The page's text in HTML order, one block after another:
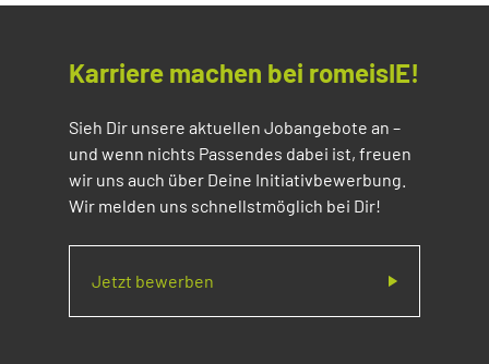
Karriere machen bei romeisIE!
Sieh Dir unsere aktuellen Jobangebote an –
und wenn nichts Passendes dabei ist, freuen
wir uns auch über Deine Initiativbewerbung.
Wir melden uns schnellstmöglich bei Dir!
Jetzt bewerben